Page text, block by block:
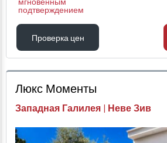
подтверждением
Проверка цен
Проверка цен
Люкс Моменты
Западная Галилея | Неве Зив